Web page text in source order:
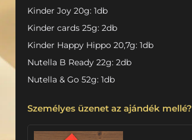
Kinder Joy 20g: 1db
Kinder cards 25g: 2db
Kinder Happy Hippo 20,7g: 1db
Nutella B Ready 22g: 2db
Nutella & Go 52g: 1db
Személyes üzenet az ajándék mellé?